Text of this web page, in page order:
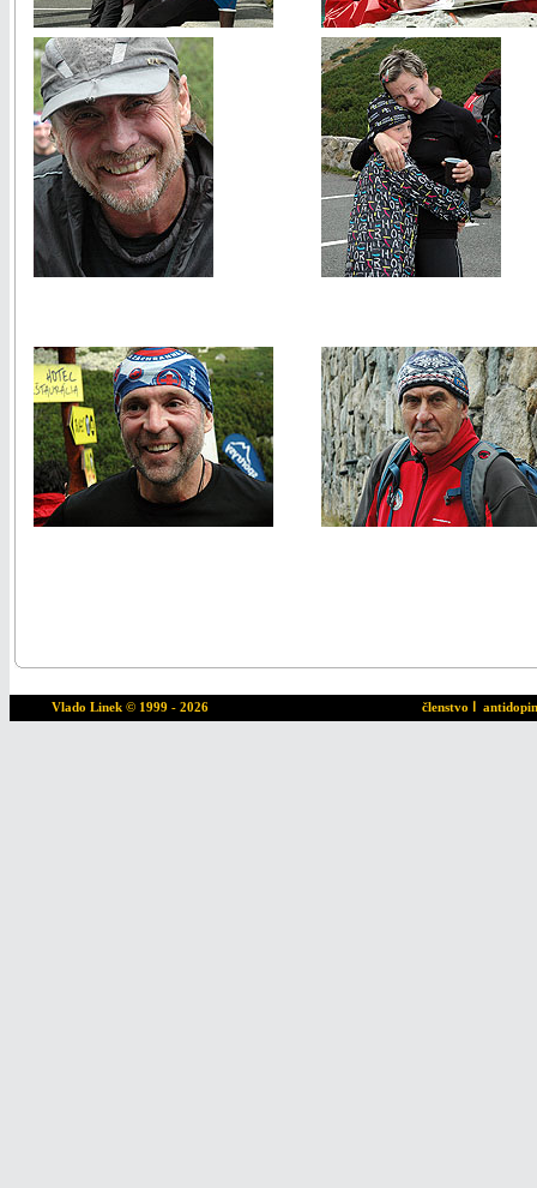
Vlado Linek© 1999 - 2026 členstvo